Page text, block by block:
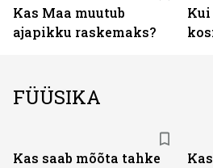
Kas Maa muutub
ajapikku raskemaks?
FÜÜSIKA
Kas saab mõõta tahke